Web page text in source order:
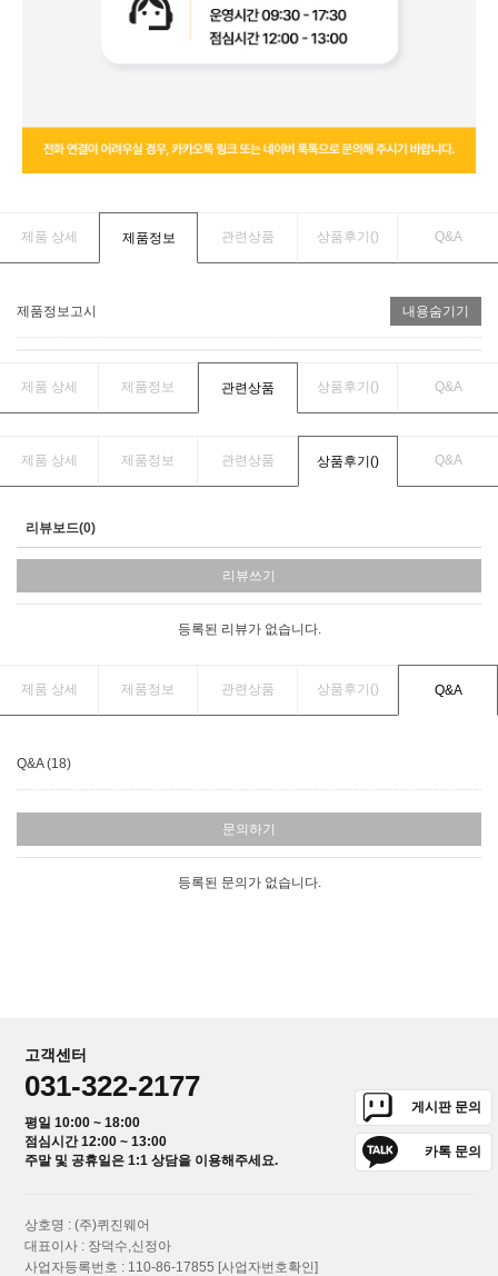
제품 상세 제품정보 관련상품 상품후기() Q&A
제품정보고시 내용숨기기
제품 상세 제품정보 관련상품 상품후기() Q&A
제품 상세 제품정보 관련상품 상품후기() Q&A
리뷰보드(0)
리뷰쓰기
등록된 리뷰가 없습니다.
제품 상세 제품정보 관련상품 상품후기() Q&A
Q&A (18)
문의하기
등록된 문의가 없습니다.
고객센터
031-322-2177
평일 10:00 ~ 18:00
점심시간 12:00 ~ 13:00
주말 및 공휴일은 1:1 상담을 이용해주세요.
게시판 문의
카톡 문의
상호명 : (주)퀴진웨어
대표이사 : 장덕수,신정아
사업자등록번호 : 110-86-17855 [사업자번호확인]